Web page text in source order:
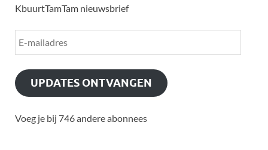
KbuurtTamTam nieuwsbrief
UPDATES ONTVANGEN
Voeg je bij 746 andere abonnees